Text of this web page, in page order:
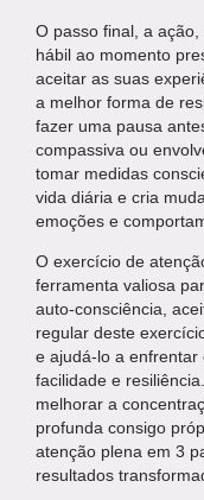
O passo final, a
hábil ao momento
aceitar as suas
a melhor forma de
fazer uma pausa
compassiva ou
tomar medidas
vida diária e cria
emoções e
O exercício de
ferramenta valiosa
auto-consciência,
regular deste
e ajudá-lo a enfrentar
facilidade e
melhorar a
profunda consigo
atenção plena em 3
resultados